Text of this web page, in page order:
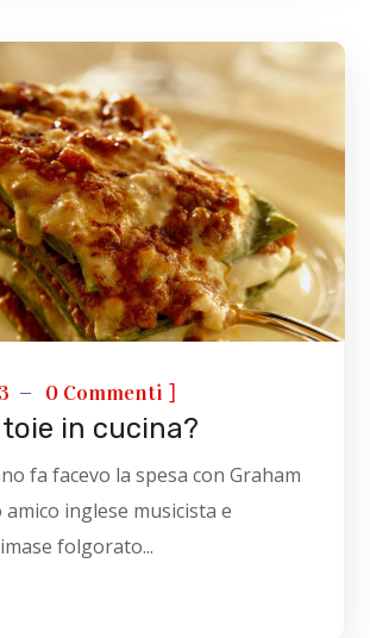
0 Commenti ]
in cucina?
fa facevo la spesa con Graham
amico inglese musicista e
folgorato...